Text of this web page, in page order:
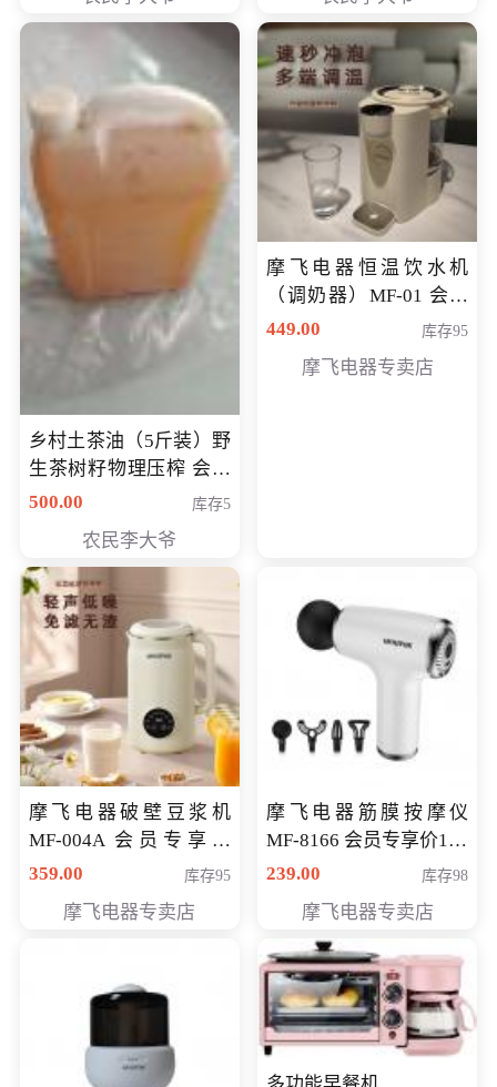
乡村土茶油（5斤装）野
生茶树籽物理压榨 会员
专享价400元
500.00 库存5
农民李大爷
摩飞电器恒温饮水机
（调奶器）MF-01 会员
专享价366元
449.00 库存95
摩飞电器专卖店
摩飞电器破壁豆浆机
MF-004A 会员专享价
168元
359.00 库存95
摩飞电器专卖店
摩飞电器筋膜按摩仪
MF-8166 会员专享价168
元
239.00 库存98
摩飞电器专卖店